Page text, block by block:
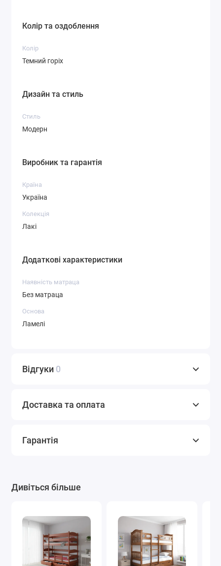
Колір та оздоблення
Колір
Темний горіх
Дизайн та стиль
Стиль
Модерн
Виробник та гарантія
Країна
Україна
Колекція
Лакі
Додаткові характеристики
Наявність матраца
Без матраца
Основа
Ламелі
Відгуки 0
Доставка та оплата
Гарантія
Дивіться більше